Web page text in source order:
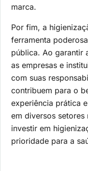
marca.
Por fim, a
ferramenta
pública. Ao garantir
as empresas e
com suas
contribuem para o
experiência prática
em diversos
investir em
prioridade para a